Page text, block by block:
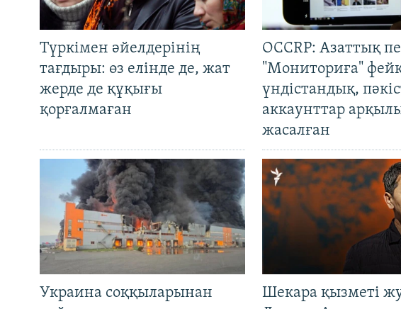
Түркімен әйелдерінің
тағдыры: өз елінде де, жат
жерде де құқығы
қорғалмаған
OCCRP: Азаттық
"Мониториға"
үндістандық,
аккаунттар
жасалған
Украина соққыларынан
Шекара қызметі